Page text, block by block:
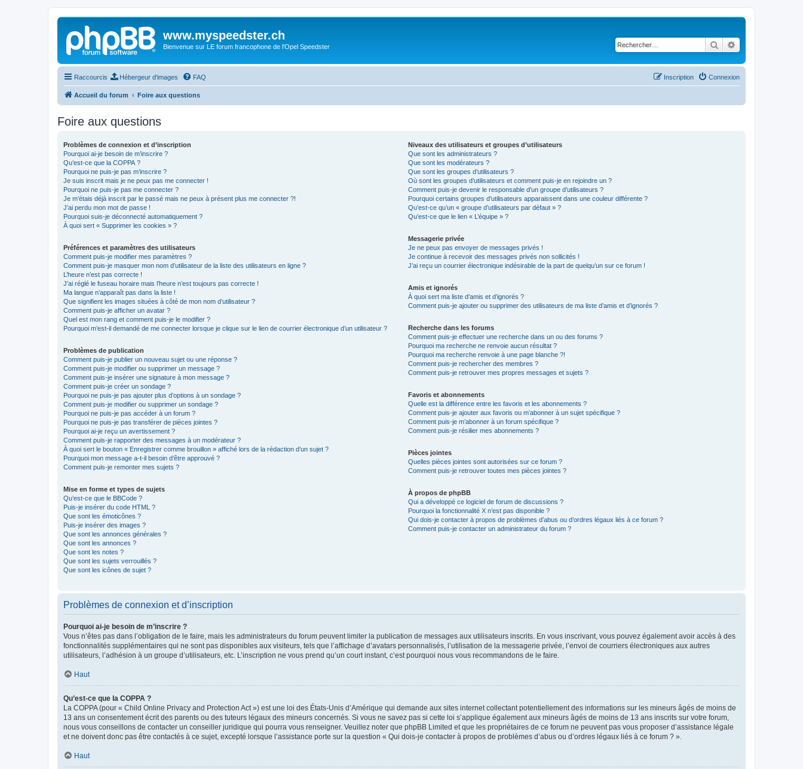
www.myspeedster.ch
Bienvenue sur LE forum francophone de l'Opel Speedster Rechercher
Raccourcis Hébergeur d'images FAQ Connexion
Inscription
Accueil du forum Foire aux questions
Foire aux questions
Problèmes de connexion et d’inscription
Pourquoi ai-je besoin de m’inscrire ?
Qu’est-ce que la COPPA ?
Pourquoi ne puis-je pas m’inscrire ?
Je suis inscrit mais je ne peux pas me connecter !
Pourquoi ne puis-je pas me connecter ?
Je m’étais déjà inscrit par le passé mais ne peux à présent plus me connecter ?!
J’ai perdu mon mot de passe !
Pourquoi suis-je déconnecté automatiquement ?
À quoi sert « Supprimer les cookies » ?
Préférences et paramètres des utilisateurs
Comment puis-je modifier mes paramètres ?
Comment puis-je masquer mon nom d’utilisateur de la liste des utilisateurs en ligne ?
L’heure n’est pas correcte !
J’ai réglé le fuseau horaire mais l’heure n’est toujours pas correcte !
Ma langue n’apparaît pas dans la liste !
Que signifient les images situées à côté de mon nom d’utilisateur ?
Comment puis-je afficher un avatar ?
Quel est mon rang et comment puis-je le modifier ?
Pourquoi m’est-il demandé de me connecter lorsque je clique sur le lien de courrier électronique d’un utilisateur ?
Problèmes de publication
Comment puis-je publier un nouveau sujet ou une réponse ?
Comment puis-je modifier ou supprimer un message ?
Comment puis-je insérer une signature à mon message ?
Comment puis-je créer un sondage ?
Pourquoi ne puis-je pas ajouter plus d’options à un sondage ?
Comment puis-je modifier ou supprimer un sondage ?
Pourquoi ne puis-je pas accéder à un forum ?
Pourquoi ne puis-je pas transférer de pièces jointes ?
Pourquoi ai-je reçu un avertissement ?
Comment puis-je rapporter des messages à un modérateur ?
À quoi sert le bouton « Enregistrer comme brouillon » affiché lors de la rédaction d’un sujet ?
Pourquoi mon message a-t-il besoin d’être approuvé ?
Comment puis-je remonter mes sujets ?
Mise en forme et types de sujets
Qu’est-ce que le BBCode ?
Puis-je insérer du code HTML ?
Que sont les émoticônes ?
Puis-je insérer des images ?
Que sont les annonces générales ?
Que sont les annonces ?
Que sont les notes ?
Que sont les sujets verrouillés ?
Que sont les icônes de sujet ?
Niveaux des utilisateurs et groupes d’utilisateurs
Que sont les administrateurs ?
Que sont les modérateurs ?
Que sont les groupes d’utilisateurs ?
Où sont les groupes d’utilisateurs et comment puis-je en rejoindre un ?
Comment puis-je devenir le responsable d’un groupe d’utilisateurs ?
Pourquoi certains groupes d’utilisateurs apparaissent dans une couleur différente ?
Qu’est-ce qu’un « groupe d’utilisateurs par défaut » ?
Qu’est-ce que le lien « L’équipe » ?
Messagerie privée
Je ne peux pas envoyer de messages privés !
Je continue à recevoir des messages privés non sollicités !
J’ai reçu un courrier électronique indésirable de la part de quelqu’un sur ce forum !
Amis et ignorés
À quoi sert ma liste d’amis et d’ignorés ?
Comment puis-je ajouter ou supprimer des utilisateurs de ma liste d’amis et d’ignorés ?
Recherche dans les forums
Comment puis-je effectuer une recherche dans un ou des forums ?
Pourquoi ma recherche ne renvoie aucun résultat ?
Pourquoi ma recherche renvoie à une page blanche ?!
Comment puis-je rechercher des membres ?
Comment puis-je retrouver mes propres messages et sujets ?
Favoris et abonnements
Quelle est la différence entre les favoris et les abonnements ?
Comment puis-je ajouter aux favoris ou m’abonner à un sujet spécifique ?
Comment puis-je m’abonner à un forum spécifique ?
Comment puis-je résilier mes abonnements ?
Pièces jointes
Quelles pièces jointes sont autorisées sur ce forum ?
Comment puis-je retrouver toutes mes pièces jointes ?
À propos de phpBB
Qui a développé ce logiciel de forum de discussions ?
Pourquoi la fonctionnalité X n’est pas disponible ?
Qui dois-je contacter à propos de problèmes d’abus ou d’ordres légaux liés à ce forum ?
Comment puis-je contacter un administrateur du forum ?
Problèmes de connexion et d’inscription
Pourquoi ai-je besoin de m’inscrire ?
Vous n’êtes pas dans l’obligation de le faire, mais les administrateurs du forum peuvent limiter la publication de messages aux utilisateurs inscrits. En vous inscrivant, vous pouvez également avoir accès à des
fonctionnalités supplémentaires qui ne sont pas disponibles aux visiteurs, tels que l’affichage d’avatars personnalisés, l’utilisation de la messagerie privée, l’envoi de courriers électroniques aux autres
utilisateurs, l’adhésion à un groupe d’utilisateurs, etc. L’inscription ne vous prend qu’un court instant, c’est pourquoi nous vous recommandons de le faire.
Haut
Qu’est-ce que la COPPA ?
La COPPA (pour « Child Online Privacy and Protection Act ») est une loi des États-Unis d’Amérique qui demande aux sites internet collectant potentiellement des informations sur les mineurs âgés de moins de
13 ans un consentement écrit des parents ou des tuteurs légaux des mineurs concernés. Si vous ne savez pas si cette loi s’applique également aux mineurs âgés de moins de 13 ans inscrits sur votre forum,
nous vous conseillons de contacter un conseiller juridique qui pourra vous renseigner. Veuillez noter que phpBB Limited et que les propriétaires de ce forum ne peuvent pas vous proposer d’assistance légale
et ne doivent donc pas être contactés à ce sujet, excepté lorsque l’assistance porte sur la question « Qui dois-je contacter à propos de problèmes d’abus ou d’ordres légaux liés à ce forum ? ».
Haut